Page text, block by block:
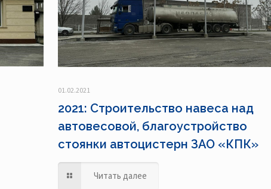
01.02.2021
2021: Строительство навеса над
автовесовой, благоустройство
стоянки автоцистерн ЗАО «КПК»
Читать далее